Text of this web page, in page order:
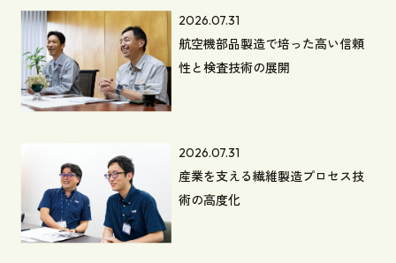
2026.07.31
航空機部品製造で培った高い信頼
性と検査技術の展開
2026.07.31
産業を支える繊維製造プロセス技
術の高度化